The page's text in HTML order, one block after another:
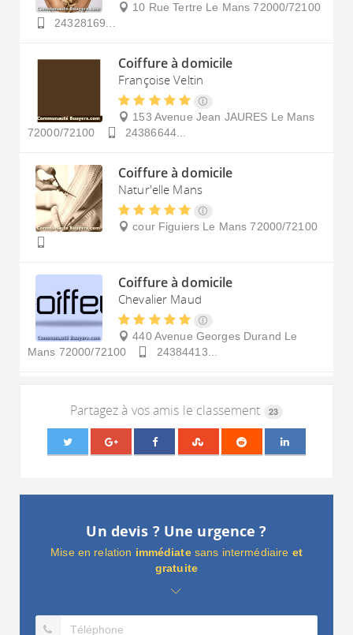
10 Rue Tertre Le Mans 72000/72100
24328169...
Coiffure à domicile
Françoise Veltin
153 Avenue Jean JAURES Le Mans
72000/72100
24386644...
Coiffure à domicile
Natur'elle Mans
cour Figuiers Le Mans 72000/72100
Coiffure à domicile
Chevalier Maud
440 Avenue Georges Durand Le
Mans 72000/72100 24384413...
Partagez à vos amis le classement 23
Un devis ? Une urgence ?
Mise en relation immédiatesans intermédiaire et
gratuite